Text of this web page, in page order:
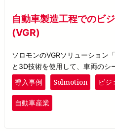
自動車製造工程でのビ
(VGR)
ソロモンのVGRソリューション「
と3D技術を使用して、車両のシ
を支援します。
導入事例 Solmotion ビジ
自動車産業